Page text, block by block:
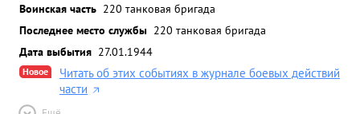
Воинская часть 220 танковая бригада
Последнее место службы 220 танковая бригада
Дата выбытия 27.01.1944
Новое
Читать об этих событиях в журнале боевых действий
части